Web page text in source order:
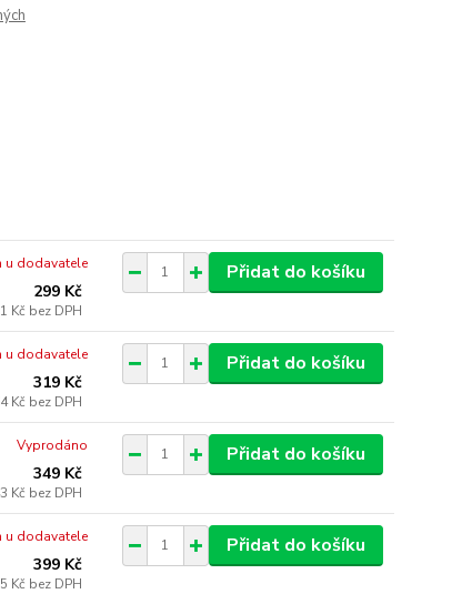
299 Kč
Kč bez DPH
u dodavatele Přidat do košíku
319 Kč
Kč bez DPH
u dodavatele Přidat do košíku
349 Kč
Kč bez DPH
Vyprodáno Přidat do košíku
399 Kč
Kč bez DPH
u dodavatele Přidat do košíku